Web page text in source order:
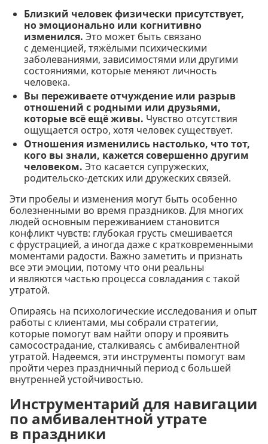
Близкий человек физически присутствует,
но эмоционально или когнитивно
изменился. Это может быть связано
с деменцией, тяжёлыми психическими
заболеваниями, зависимостями или другими
состояниями, которые меняют личность
человека.
Вы переживаете отчуждение или разрыв
отношений с родными или друзьями,
которые всё ещё живы. Чувство отсутствия
ощущается остро, хотя человек существует.
Отношения изменились настолько, что тот,
кого вы знали, кажется совершенно другим
человеком. Это касается супружеских,
родительско-детских или дружеских связей.
Эти пробелы и изменения могут быть особенно
болезненными во время праздников. Для многих
людей основным переживанием становится
конфликт чувств: глубокая грусть смешивается
с фрустрацией, а иногда даже с кратковременными
моментами радости. Важно заметить и признать
все эти эмоции, потому что они реальны
и являются частью процесса совладания с такой
утратой.
Опираясь на психологические исследования и опыт
работы с клиентами, мы собрали стратегии,
которые помогут вам найти опору и проявить
самосострадание, сталкиваясь с амбивалентной
утратой. Надеемся, эти инструменты помогут вам
пройти через праздничный период с большей
внутренней устойчивостью.
Инструментарий для навигации
по амбивалентной утрате
в праздники